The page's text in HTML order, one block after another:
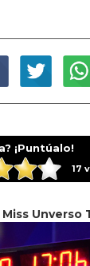
¡Puntúalo!
17
Miss Unverso